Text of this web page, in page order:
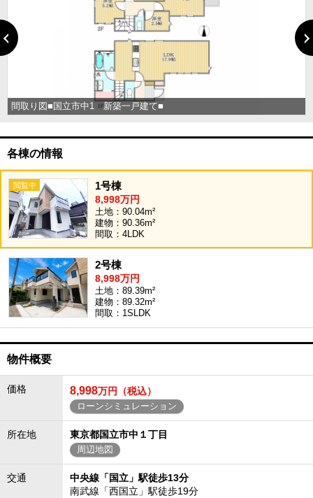
間取り図■国立市中1 新築一戸建て■
各棟の情報
1号棟
8,998万円
土地：90.04m²
建物：90.36m²
間取：4LDK
2号棟
8,998万円
土地：89.39m²
建物：89.32m²
間取：1SLDK
物件概要
価格 8,998万円（税込）
ローンシミュレーション
所在地 東京都国立市中１丁目
周辺地図
交通
中央線「国立」駅徒歩13分
南武線「西国立」駅徒歩19分